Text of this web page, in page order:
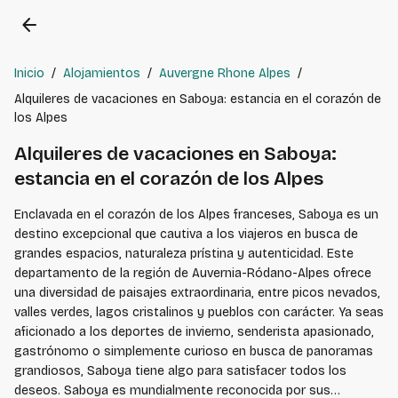
arrow_back
Inicio / Alojamientos / Auvergne Rhone Alpes /
Alquileres de vacaciones en Saboya: estancia en el corazón de
los Alpes
Alquileres de vacaciones en Saboya:
estancia en el corazón de los Alpes
Enclavada en el corazón de los Alpes franceses, Saboya es un
destino excepcional que cautiva a los viajeros en busca de
grandes espacios, naturaleza prístina y autenticidad. Este
departamento de la región de Auvernia-Ródano-Alpes ofrece
una diversidad de paisajes extraordinaria, entre picos nevados,
valles verdes, lagos cristalinos y pueblos con carácter. Ya seas
aficionado a los deportes de invierno, senderista apasionado,
gastrónomo o simplemente curioso en busca de panoramas
grandiosos, Saboya tiene algo para satisfacer todos los
deseos. Saboya es mundialmente reconocida por sus